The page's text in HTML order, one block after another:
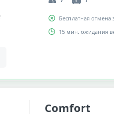
Бесплатная отмена
15 мин. ожидания
Comfort